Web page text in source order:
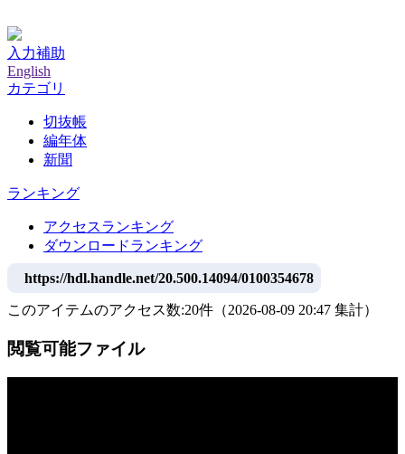
入力補助
English
カテゴリ
切抜帳
編年体
新聞
ランキング
アクセスランキング
ダウンロードランキング
https://hdl.handle.net/20.500.14094/0100354678
このアイテムのアクセス数:20件 （2026-08-09 20:47 集計）
閲覧可能ファイル